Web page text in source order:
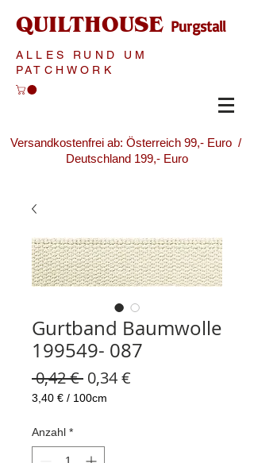
QUILTHOUSE Purgstall
ALLES RUND UM
PATCHWORK
Versandkostenfrei ab: Österreich 99,- Euro /
Deutschland 199,- Euro
Gurtband Baumwolle
199549- 087
0,42 € Standardpreis
0,34 €
3,40 € / 100cm
pro
Zentimeter
Anzahl *